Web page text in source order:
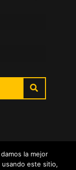
la mejor
este sitio,